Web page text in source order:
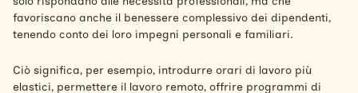
favoriscano anche il benessere complessivo dei dipendenti,
tenendo conto dei loro impegni personali e familiari.
Ciò significa, per esempio, introdurre orari di lavoro più
elastici, permettere il lavoro remoto, offrire programmi di